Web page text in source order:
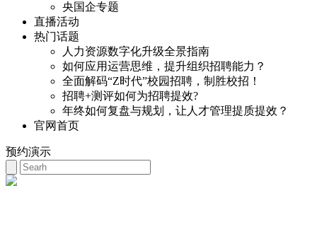
央国企专题
直播活动
热门话题
人力资源数字化升级全景指南
如何应用运营思维，提升组织招聘能力？
全面解码“Z时代”校园招聘，制胜校招！
招聘+测评如何为招聘提效?
年终如何复盘与规划，让人才管理提质提效？
官网首页
预约演示